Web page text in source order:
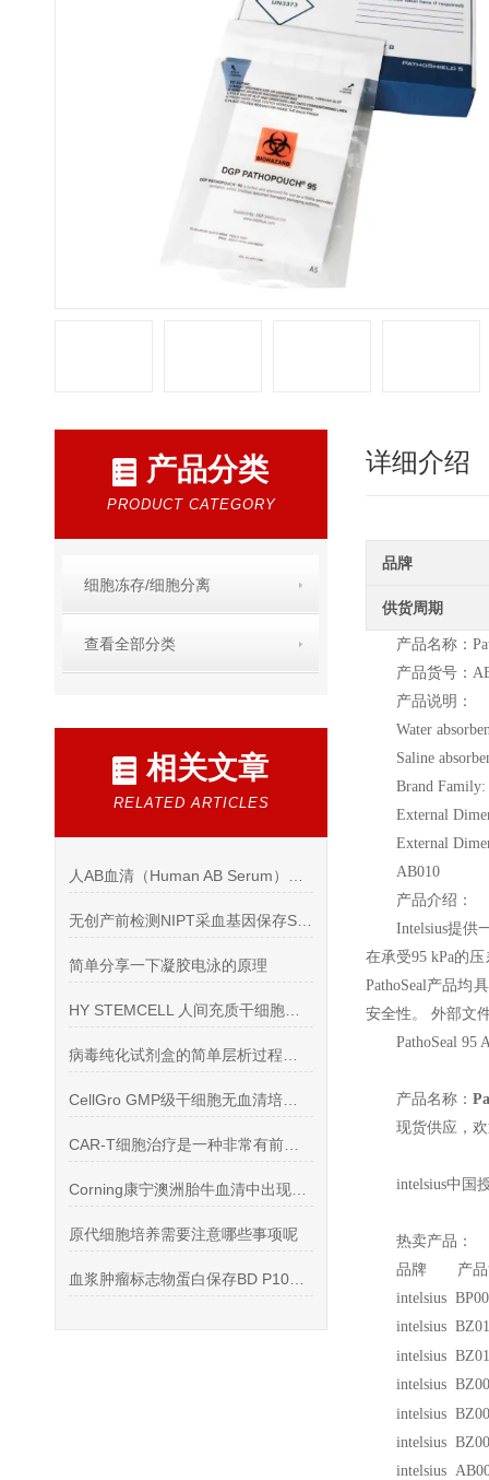
产品分类
PRODUCT CATEGORY
细胞冻存/细胞分离
查看全部分类
相关文章
RELATED ARTICLES
简单分享一下凝胶电泳的原理
原代细胞培养需要注意哪些事项呢
详细介绍
品牌
供货周期
产品名称：
产品货号：
产品说明：
Water
Saline
Brand Family:
External
External
AB010
产品介绍：
Intelsius提供
在承受95 kPa的
PathoSeal产品均
安全性。 外部文
PathoSeal 95
产品名称：
现货供应，
intelsius中国
热卖产品：
品牌 产品
intelsius
intelsius
intelsius
intelsius
intelsius
intelsius
intelsius